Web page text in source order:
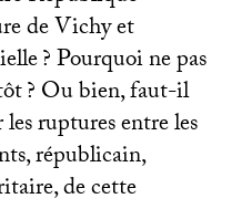
de Vichy et
? Pourquoi ne pas
? Ou bien, faut-il
ruptures entre les
républicain,
de cette